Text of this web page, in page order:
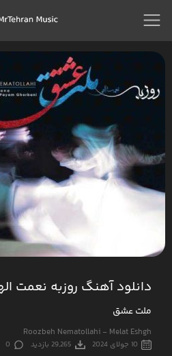
دانلود آهنگ روزبه نعمت
ملت عشق
Roozbeh Nematollahi - Melat Eshgh
10 جولای 2024 29,265 بازدید 0